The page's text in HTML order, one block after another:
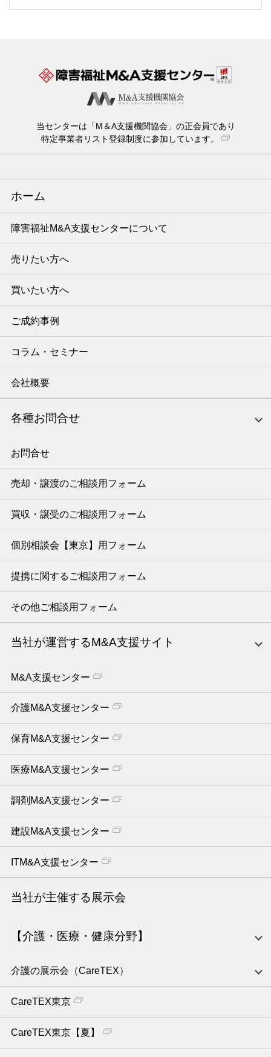
当センターは「M＆A支援機関協会」の正会員であり
特定事業者リスト登録制度に参加しています。
ホーム
障害福祉M&A支援センターについて
売りたい方へ
買いたい方へ
ご成約事例
コラム・セミナー
会社概要
各種お問合せ
お問合せ
売却・譲渡のご相談用フォーム
買収・譲受のご相談用フォーム
個別相談会【東京】用フォーム
提携に関するご相談用フォーム
その他ご相談用フォーム
当社が運営するM&A支援サイト
M&A支援センター
介護M&A支援センター
保育M&A支援センター
医療M&A支援センター
調剤M&A支援センター
建設M&A支援センター
ITM&A支援センター
当社が主催する展示会
【介護・医療・健康分野】
介護の展示会（CareTEX）
CareTEX東京
CareTEX東京【夏】